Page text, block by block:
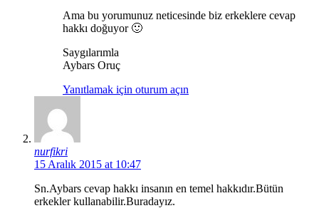
Ama bu yorumunuz neticesinde biz erkeklere cevap
hakkı doğuyor 🙂
Saygılarımla
Aybars Oruç
Yanıtlamak için oturum açın
nurfikri
15 Aralık 2015 at 10:47
Sn.Aybars cevap hakkı insanın en temel hakkıdır.Bütün
erkekler kullanabilir.Buradayız.